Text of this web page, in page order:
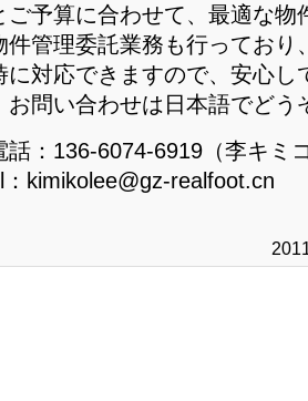
ご予算に合わせて、最適な物
件管理委託業務も行っており
に対応できますので、安心し
お問い合わせは日本語でどう
話：136-6074-6919（李キミ
：kimikolee@gz-realfoot.cn